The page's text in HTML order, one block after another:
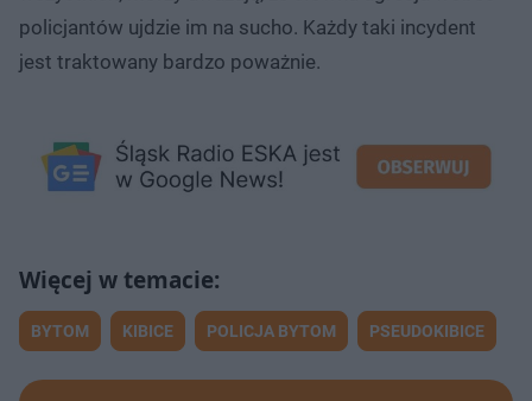
policjantów ujdzie im na sucho. Każdy taki incydent
jest traktowany bardzo poważnie.
BYTOM KIBICE POLICJA BYTOM PSEUDOKIBICE